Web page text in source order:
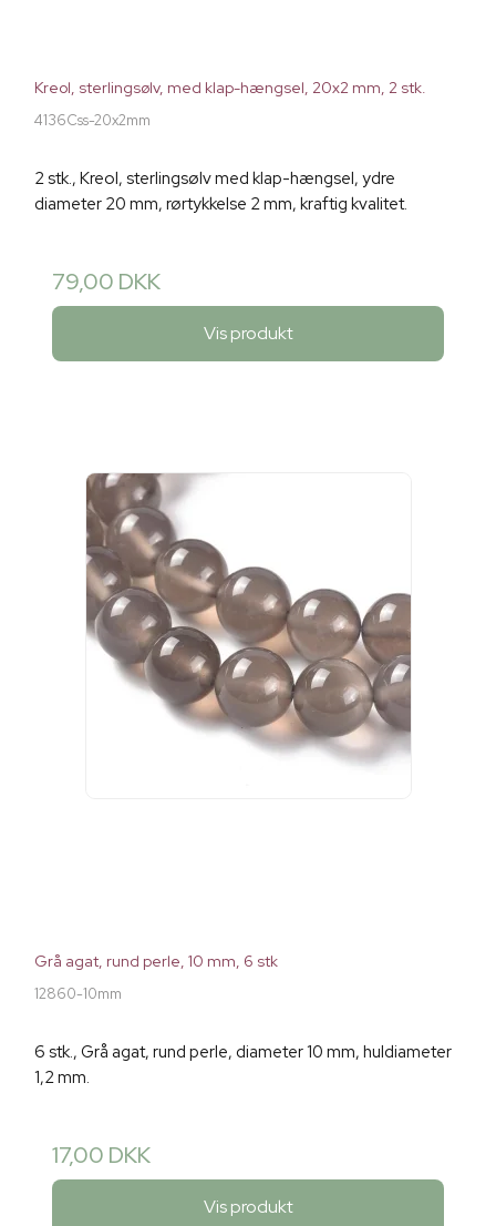
Kreol, sterlingsølv, med klap-hængsel, 20x2 mm, 2 stk.
4136Css-20x2mm
2 stk., Kreol, sterlingsølv med klap-hængsel, ydre
diameter 20 mm, rørtykkelse 2 mm, kraftig kvalitet.
79,00 DKK
Vis produkt
Grå agat, rund perle, 10 mm, 6 stk
12860-10mm
6 stk., Grå agat, rund perle, diameter 10 mm, huldiameter
1,2 mm.
17,00 DKK
Vis produkt